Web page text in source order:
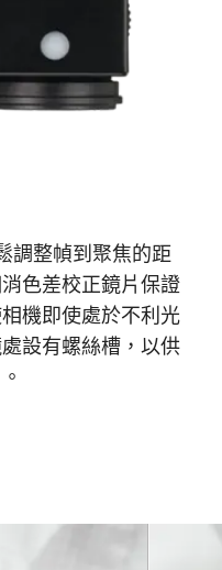
調整幀到聚焦的距
色差校正鏡片保證
機即使處於不利光
設有螺絲槽，以供